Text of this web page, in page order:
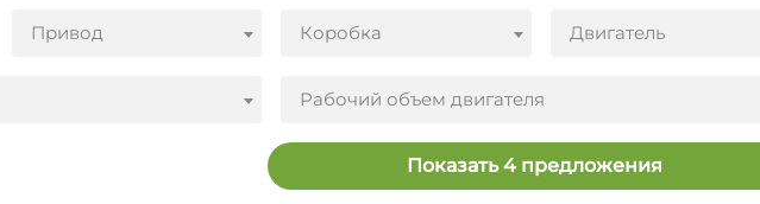
Привод Коробка Двигатель
Рабочий объем двигателя
Показать 4 предложения